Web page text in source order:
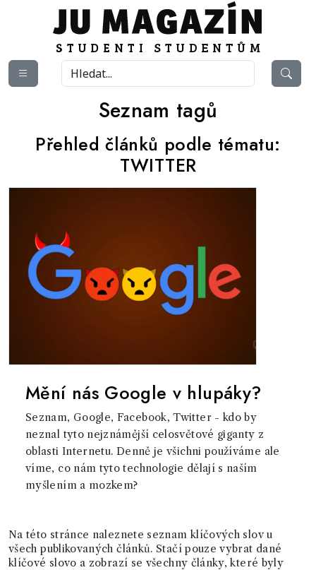
Seznam tagů
Přehled článků podle tématu:
TWITTER
Mění nás Google v hlupáky?
Seznam, Google, Facebook, Twitter - kdo by
neznal tyto nejznámější celosvětové giganty z
oblasti Internetu. Denně je všichni používáme ale
víme, co nám tyto technologie dělají s naším
myšlením a mozkem?
Na této stránce naleznete seznam klíčových slov u
všech publikovaných článků. Stačí pouze vybrat dané
klíčové slovo a zobrazí se všechny články, které byly